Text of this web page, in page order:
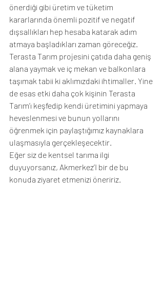
önerdiği gibi üretim ve tüketim
kararlarında önemli pozitif ve negatif
dışsallıkları hep hesaba katarak adım
atmaya başladıkları zaman göreceğiz.
Terasta Tarım projesini çatıda daha geniş
alana yaymak ve iç mekan ve balkonlara
taşımak tabii ki aklımızdaki ihtimaller. Yine
de esas etki daha çok kişinin Terasta
Tarım’ı keşfedip kendi üretimini yapmaya
heveslenmesi ve bunun yollarını
öğrenmek için paylaştığımız kaynaklara
ulaşmasıyla gerçekleşecektir.
Eğer siz de kentsel tarıma ilgi
duyuyorsanız, Akmerkez’I bir de bu
konuda ziyaret etmenizi öneririz.